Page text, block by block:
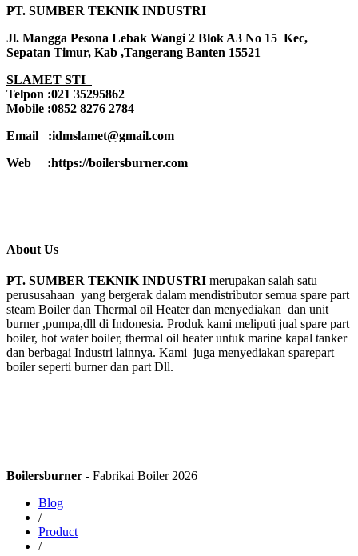
PT. SUMBER TEKNIK INDUSTRI
Jl. Mangga Pesona Lebak Wangi 2 Blok A3 No 15 Kec,
Sepatan Timur, Kab ,Tangerang Banten 15521
SLAMET STI
Telpon :021 35295862
Mobile :0852 8276 2784
Email :idmslamet@gmail.com
Web :https://boilersburner.com
About Us
PT. SUMBER TEKNIK INDUSTRI merupakan salah satu
perususahaan yang bergerak dalam mendistributor semua spare part
steam Boiler dan Thermal oil Heater dan menyediakan dan unit
burner ,pumpa,dll di Indonesia. Produk kami meliputi jual spare part
boiler, hot water boiler, thermal oil heater untuk marine kapal tanker
dan berbagai Industri lainnya. Kami juga menyediakan sparepart
boiler seperti burner dan part Dll.
Boilersburner - Fabrikai Boiler 2026
Blog
/
Product
/